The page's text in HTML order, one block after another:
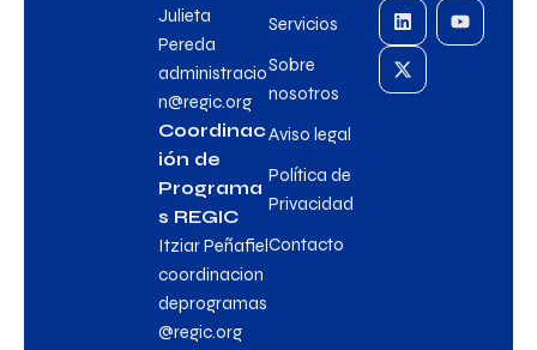
Julieta
Pereda
administracio
n@regic.org
Coordinac
ión de
Programa
s REGIC
Itziar Peñafiel
coordinacion
deprogramas
@regic.org
Servicios
Sobre
nosotros
Aviso legal
Política de
Privacidad
Contacto